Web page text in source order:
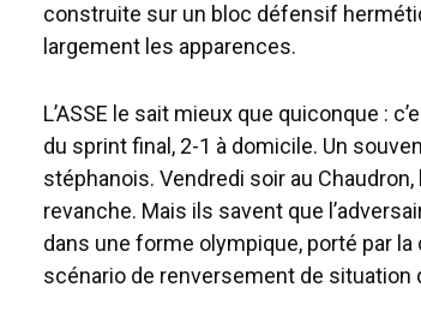
construite sur un bloc défensif
largement les apparences.
L’ASSE le sait mieux que quiconque :
du sprint final, 2-1 à domicile. Un
stéphanois. Vendredi soir au
revanche. Mais ils savent que
dans une forme olympique, porté par
scénario de renversement de